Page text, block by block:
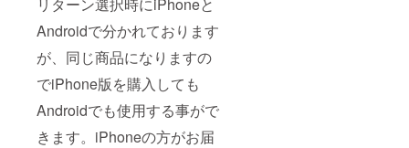
Androidで分かれております
が、同じ商品になりますの
でiPhone版を購入しても
Androidでも使用する事がで
きます。iPhoneの方がお届